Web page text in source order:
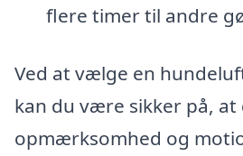
flere timer til andre
Ved at vælge en
kan du være sikker på,
opmærksomhed og